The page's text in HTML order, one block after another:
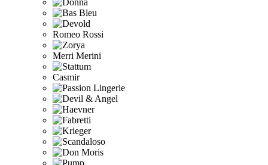
Romeo Rossi
Merri Merini
Casmir